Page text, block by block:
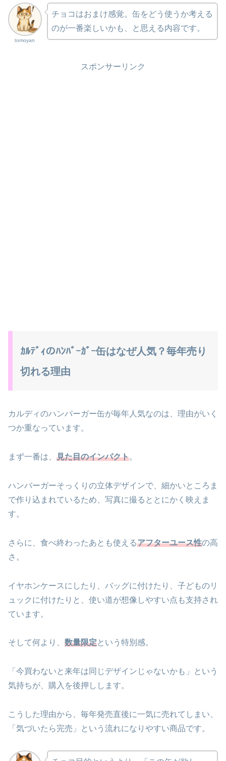
tomoyan
チョコはおまけ感覚。缶をどう使うか考える
のが一番楽しいかも、と思える内容です。
スポンサーリンク
ｶﾙﾃﾞｨのﾊﾝﾊﾞｰｶﾞｰ缶はなぜ人気？毎年売り
切れる理由
カルディのハンバーガー缶が毎年人気なのは、理由がいく
つか重なっています。
まず一番は、 見た目のインパクト。
ハンバーガーそっくりの立体デザインで、細かいところま
で作り込まれているため、写真に撮るととにかく映えま
す。
さらに、食べ終わったあとも使えるアフターユース性の高
さ。
イヤホンケースにしたり、バッグに付けたり、子どものリ
ュックに付けたりと、使い道が想像しやすい点も支持され
ています。
そして何より、 数量限定という特別感。
「今買わないと来年は同じデザインじゃないかも」という
気持ちが、購入を後押しします。
こうした理由から、毎年発売直後に一気に売れてしまい、
「気づいたら完売」という流れになりやすい商品です。